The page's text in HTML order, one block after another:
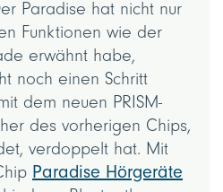
Paradise hat nicht nur
Funktionen wie der
erwähnt habe,
noch einen Schritt
dem neuen PRISM-
des vorherigen Chips,
verdoppelt hat. Mit
Paradise Hörgeräte